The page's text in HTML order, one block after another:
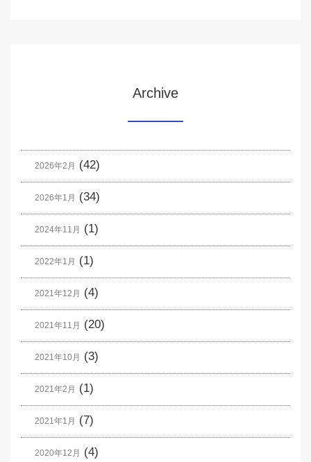
Archive
2026年2月 (42)
2026年1月 (34)
2024年11月 (1)
2022年1月 (1)
2021年12月 (4)
2021年11月 (20)
2021年10月 (3)
2021年2月 (1)
2021年1月 (7)
2020年12月 (4)